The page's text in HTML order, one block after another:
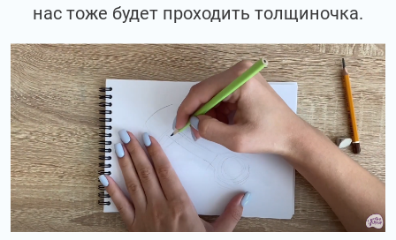
нас тоже будет проходить толщиночка.